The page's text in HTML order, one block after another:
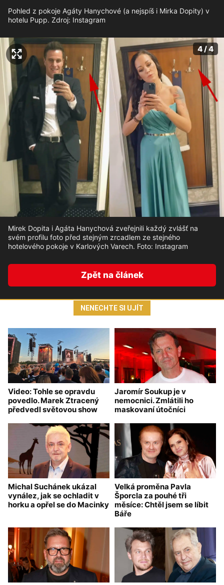
Pohled z pokoje Agáty Hanychové (a nejspíš i Mirka Dopity) v
hotelu Pupp. Zdroj: Instagram
4 / 4
Mirek Dopita i Agáta Hanychová zveřejnili každý zvlášť na
svém profilu foto před stejným zrcadlem ze stejného
hotelového pokoje v Karlových Varech. Foto: Instagram
Zpět na článek
NENECHTE SI UJÍT
Video: Tohle se opravdu
povedlo. Marek Ztracený
předvedl světovou show
Jaromír Soukup je v
nemocnici. Zmlátili ho
maskovaní útočníci
Michal Suchánek ukázal
vynález, jak se ochladit v
horku a opřel se do Macinky
Velká proměna Pavla
Šporcla za pouhé tři
měsíce: Chtěl jsem se líbit
Báře